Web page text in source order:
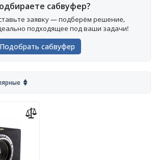
сабвуфер?
заявку — подберём решение,
подходящее под ваши задачи!
Подобрать сабвуфер